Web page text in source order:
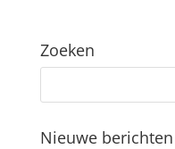
Zoeken
Nieuwe berichten